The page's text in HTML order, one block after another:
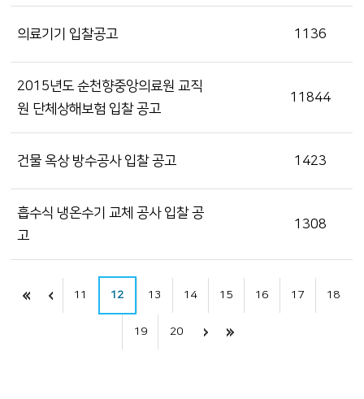
의료기기 입찰공고 1136
2015년도 순천향중앙의료원 교직
원 단체상해보험 입찰 공고
11844
건물 옥상 방수공사 입찰 공고 1423
흡수식 냉온수기 교체 공사 입찰 공
고
1308
11 12 13 14 15 16 17 18
19 20